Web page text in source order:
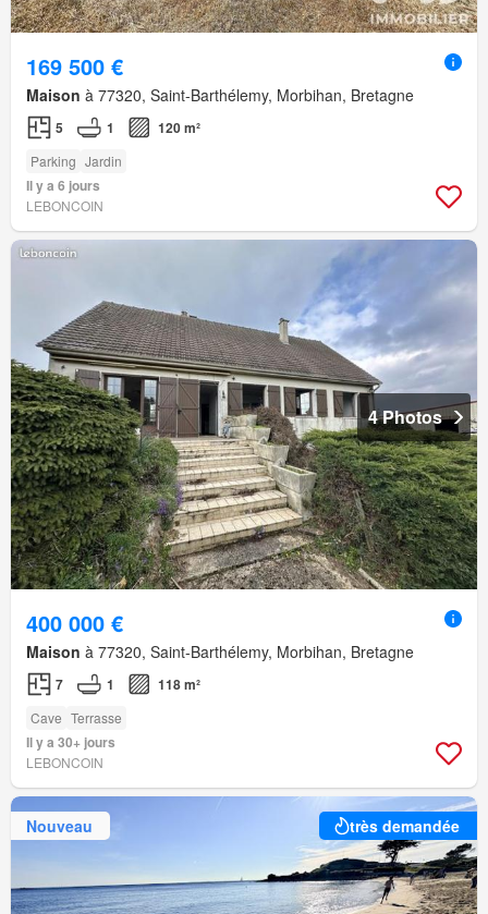
169 500 €
Maison à 77320, Saint-Barthélemy, Morbihan, Bretagne
5 1 120 m²
Parking Jardin
Il y a 6 jours
LEBONCOIN
4 Photos
400 000 €
Maison à 77320, Saint-Barthélemy, Morbihan, Bretagne
7 1 118 m²
Cave Terrasse
Il y a 30+ jours
LEBONCOIN
Nouveau très demandée